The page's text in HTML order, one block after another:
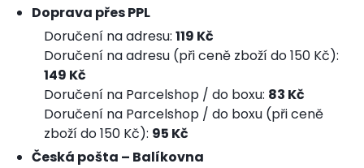
Doprava přes PPL
Doručení na adresu:119 Kč
Doručení na adresu (při ceně zboží do 150 Kč):
149 Kč
Doručení na Parcelshop / do boxu: 83 Kč
Doručení na Parcelshop / do boxu (při ceně
zboží do 150 Kč): 95 Kč
Česká pošta – Balíkovna